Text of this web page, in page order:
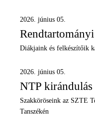
2026. június 05.
Diákjaink és felkészítőik
2026. június 05.
NTP kirándulás
Szakköröseink az SZTE
Tanszékén